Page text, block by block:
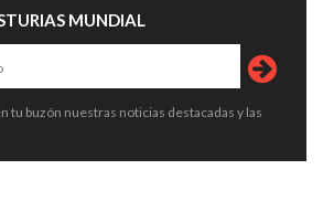
MUNDIAL
tu buzón nuestras noticias destacadas y las